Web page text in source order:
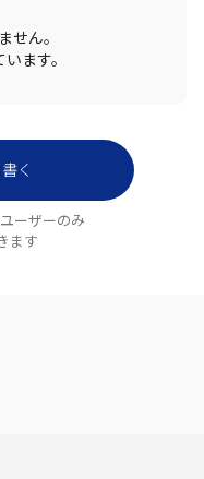
せん。
ます。
く
ーザーのみ
ます